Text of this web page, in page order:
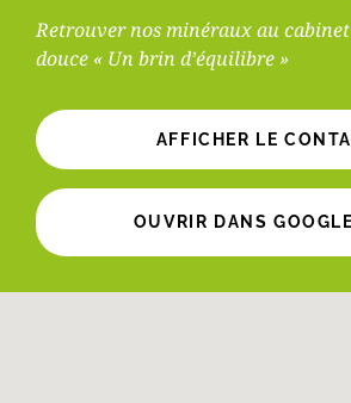
Retrouver nos minéraux au
douce « Un brin d’équilibre »
AFFICHER LE
OUVRIR DANS